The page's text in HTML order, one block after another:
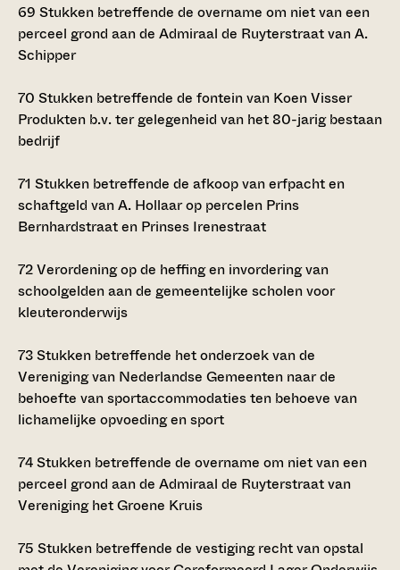
69 Stukken betreffende de overname om niet van een
perceel grond aan de Admiraal de Ruyterstraat van A.
Schipper
70 Stukken betreffende de fontein van Koen Visser
Produkten b.v. ter gelegenheid van het 80-jarig bestaan
bedrijf
71 Stukken betreffende de afkoop van erfpacht en
schaftgeld van A. Hollaar op percelen Prins
Bernhardstraat en Prinses Irenestraat
72Verordening op de heffing en invordering van
schoolgelden aan de gemeentelijke scholen voor
kleuteronderwijs
73Stukken betreffende het onderzoek van de
Vereniging van Nederlandse Gemeenten naar de
behoefte van sportaccommodaties ten behoeve van
lichamelijke opvoeding en sport
74Stukken betreffende de overname om niet van een
perceel grond aan de Admiraal de Ruyterstraat van
Vereniging het Groene Kruis
75 Stukken betreffende de vestiging recht van opstal